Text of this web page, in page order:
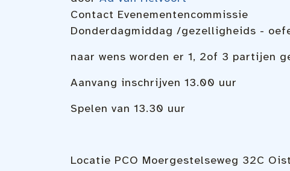
Contact Evenementencommissie
Donderdagmiddag /gezelligheids -
naar wens worden er 1, 2of 3 partijen
Aanvang inschrijven 13.00 uur
Spelen van 13.30 uur
Locatie PCO Moergestelseweg 32C